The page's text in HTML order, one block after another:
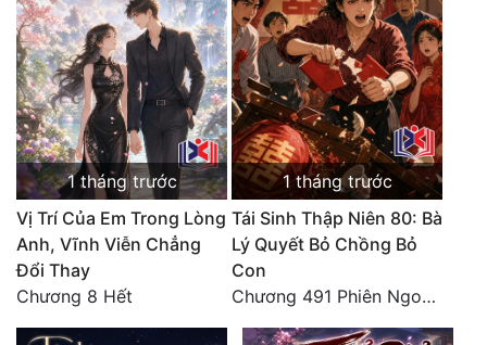
1 tháng trước
Vị Trí Của Em Trong Lòng
Anh, Vĩnh Viễn Chẳng
Đổi Thay
Chương 8 Hết
1 tháng trước
Tái Sinh Thập Niên 80: Bà
Lý Quyết Bỏ Chồng Bỏ
Con
Chương 491 Phiên Ngoại Đào Hoa - Quả Báo Cuối Đời, Chết Trong Cô Độc (hết)